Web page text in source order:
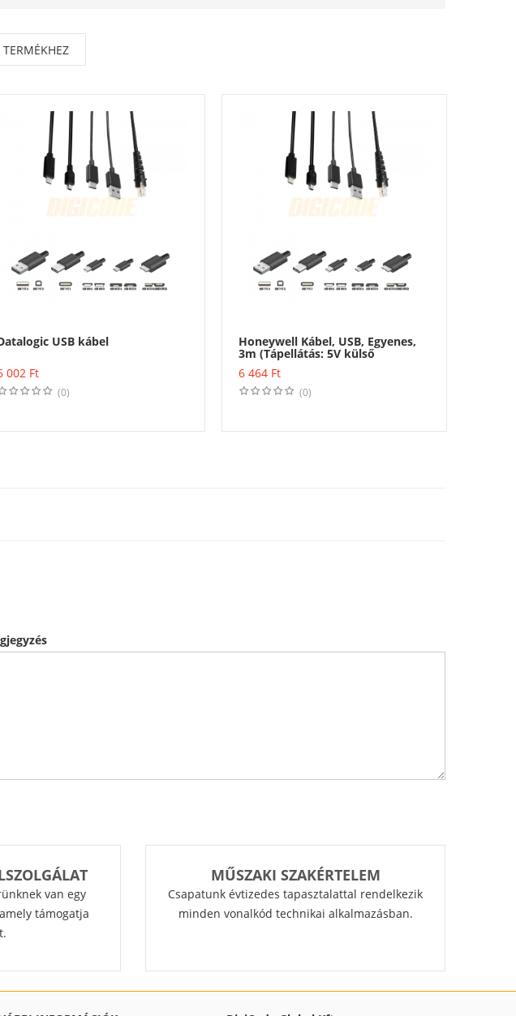
USB kábel
002 Ft
(0)
Honeywell Kábel, USB, Egyenes,
3m (Tápellátás: 5V külső
tápegység szükséges)
6 464 Ft
(0)
van egy
támogatja
MŰSZAKI SZAKÉRTELEM
Csapatunk évtizedes tapasztalattal rendelkezik
minden vonalkód technikai alkalmazásban.